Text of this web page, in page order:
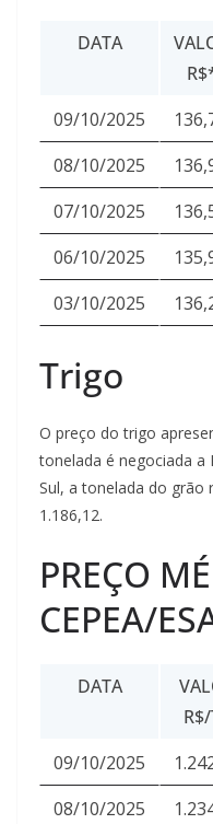
DATA
09/10/2025
08/10/2025
07/10/2025
06/10/2025
03/10/2025
Trigo
O preço do trigo
tonelada é negociada a
Sul, a tonelada do grão
1.186,12.
PREÇO
CEPEA/
DATA
09/10/2025
08/10/2025